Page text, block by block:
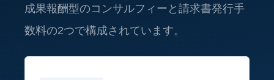
成果報酬型のコンサルフィーと請求書発行手
数料の2つで構成されています。